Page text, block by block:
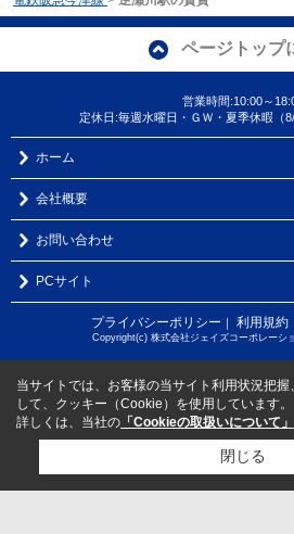
ページトップ
営業時間:10:00～
定休日:毎週水曜日・ＧＷ・夏季休暇（
ホーム
会社概要
お問い合わせ
PCサイト
プライバシーポリシー ｜ 利用規約
Copyright(c) 株式会社ジェイズコーポレーシ
当サイトでは、お客様の当サイト利用状況把
して、クッキー（Cookie）を使用しています。
詳しくは、当社の 「Cookieの取扱いについて」
閉じる